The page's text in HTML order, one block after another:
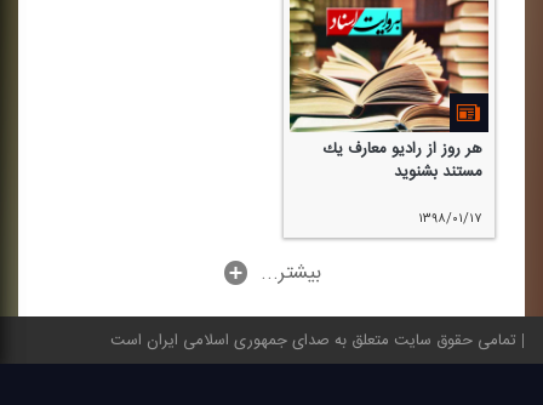
هر روز از رادیو معارف یك
مستند بشنوید
۱۳۹۸/۰۱/۱۷
...بیشتر
تمامی حقوق سایت متعلق به صدای جمهوری اسلامی ایران است